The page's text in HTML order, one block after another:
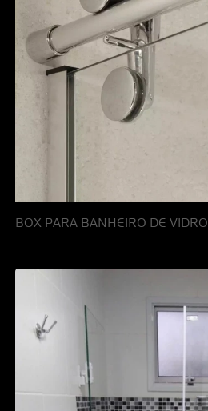
BOX PARA BANHEIRO DE VIDRO